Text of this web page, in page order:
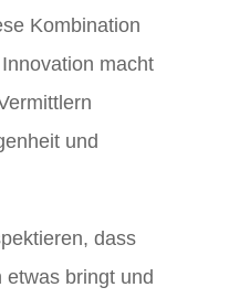
Kombination
macht
und
dass
etwas bringt und